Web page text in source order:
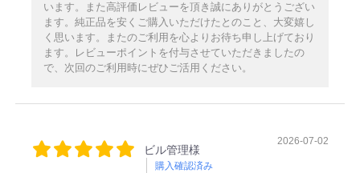
います。また高評価レビューを頂き誠にありがとうござい
ます。純正品を安くご購入いただけたとのこと、大変嬉し
く思います。またのご利用を心よりお待ち申し上げており
ます。レビューポイントを付与させていただきましたの
で、次回のご利用時にぜひご活用ください。
ビル管理様
購入確認済み
2026-07-02